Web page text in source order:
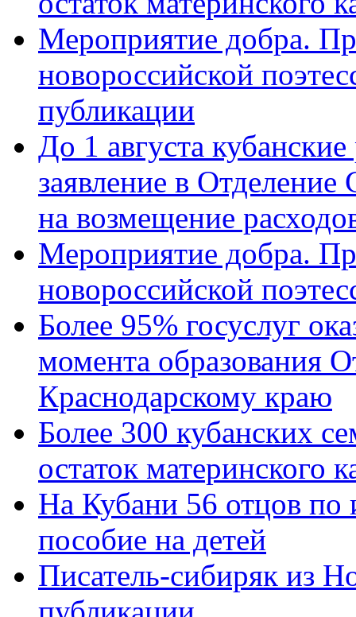
Мероприятие добра.
новороссийской
публикации
До 1 августа
заявление в
на возмещение
Мероприятие добра.
новороссийской
Более 95% госуслуг
момента образования
Краснодарскому краю
Более 300 кубанских
остаток материнского
На Кубани 56 отцов по
пособие на детей
Писатель-сибиряк из